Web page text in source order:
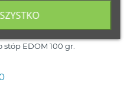
EDOM 100 gr.